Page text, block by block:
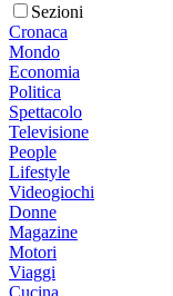
Sezioni
Cronaca
Mondo
Economia
Politica
Spettacolo
Televisione
People
Lifestyle
Videogiochi
Donne
Magazine
Motori
Viaggi
Cucina